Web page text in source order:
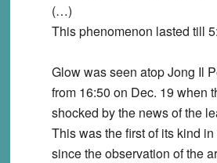
(…)
This phenomenon lasted till
Glow was seen atop Jong Il
from 16:50 on Dec. 19 when
shocked by the news of the
This was the first of its kind
since the observation of the